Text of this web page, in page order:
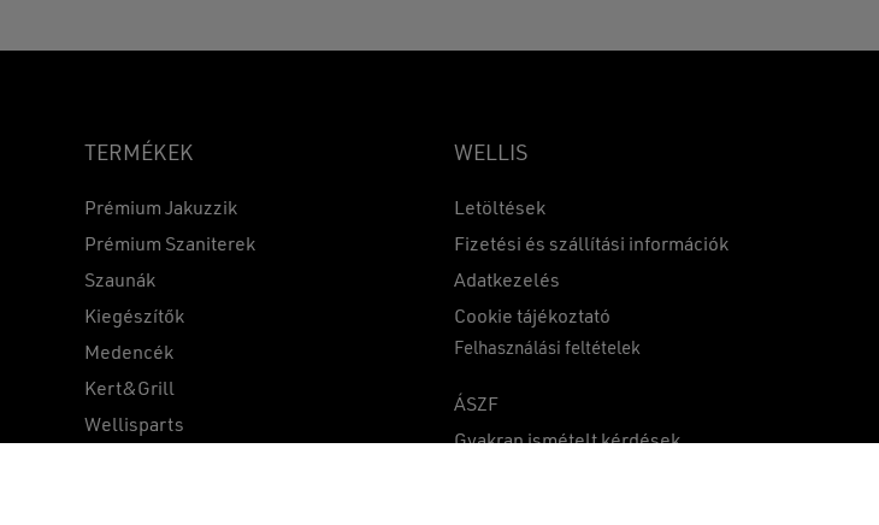
TERMÉKEK
Prémium Jakuzzik
Prémium Szaniterek
Szaunák
Kiegészítők
Medencék
Kert&Grill
Wellisparts
WELLIS
Letöltések
Fizetési és szállítási információk
Adatkezelés
Cookie tájékoztató
Felhasználási feltételek
ÁSZF
Gyakran ismételt kérdések